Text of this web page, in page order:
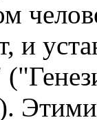
и